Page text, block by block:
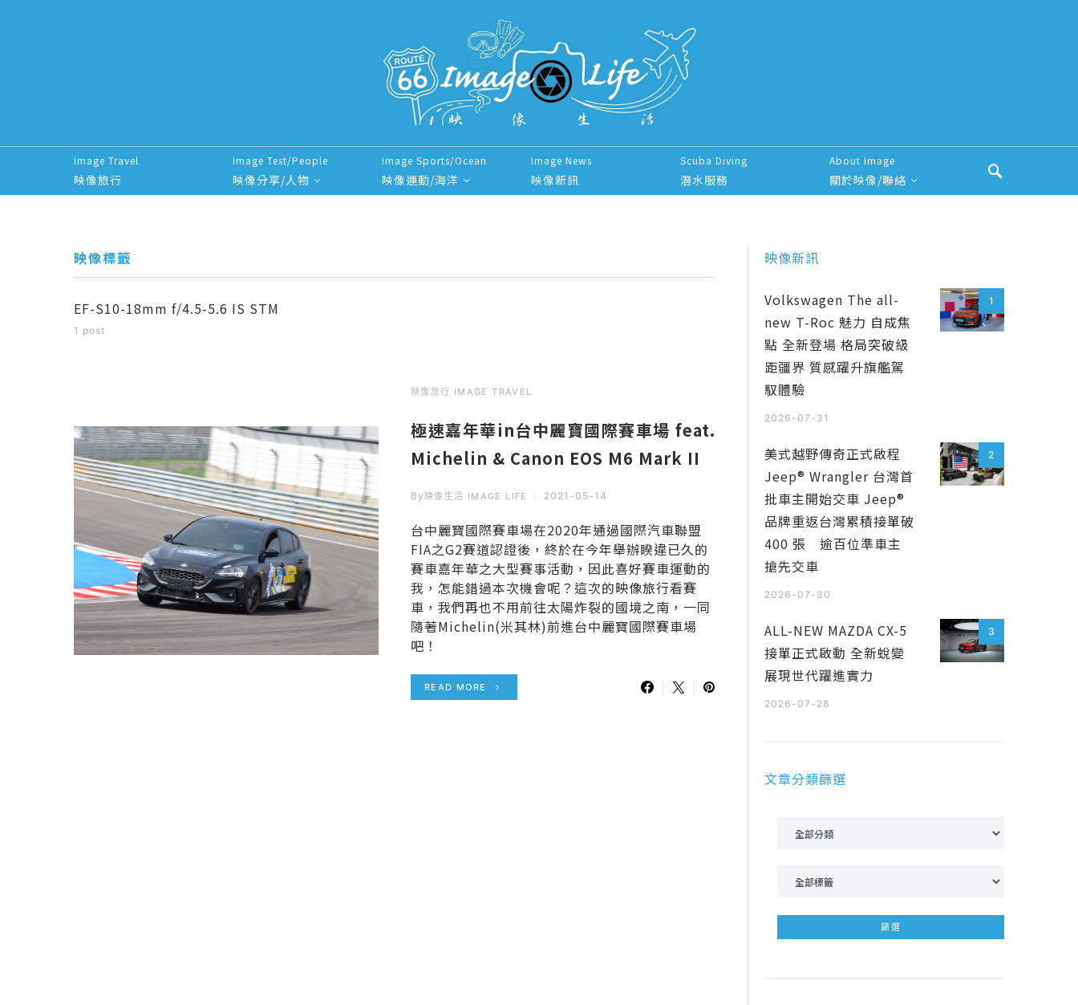
Image Travel
映像旅行
Image Test/People
映像分享/人物
Image Sports/Ocean
映像運動/海洋
Image News
映像新訊
Scuba Diving
潛水服務
About Image
關於映像/聯絡
Search for:
映像標籤
EF-S10-18mm f/4.5-5.6 IS STM
1 post
映像旅行 IMAGE TRAVEL
極速嘉年華in台中麗寶國際賽車場 feat.
Michelin & Canon EOS M6 Mark II
By 映像生活 IMAGE LIFE 2021-05-14
台中麗寶國際賽車場在2020年通過國際汽車聯盟
FIA之G2賽道認證後，終於在今年舉辦睽違已久的
賽車嘉年華之大型賽事活動，因此喜好賽車運動的
我，怎能錯過本次機會呢？這次的映像旅行看賽
車，我們再也不用前往太陽炸裂的國境之南，一同
隨著Michelin(米其林)前進台中麗寶國際賽車場
吧！
READ MORE
映像新訊
1
Volkswagen The all-
new T-Roc 魅力 自成焦
點 全新登場 格局突破級
距疆界 質感躍升旗艦駕
馭體驗
2026-07-31
2
美式越野傳奇正式啟程
Jeep® Wrangler 台灣首
批車主開始交車 Jeep®
品牌重返台灣累積接單破
400 張 逾百位準車主
搶先交車
2026-07-30
3
ALL-NEW MAZDA CX-5
接單正式啟動 全新蛻變
展現世代躍進實力
2026-07-28
文章分類篩選